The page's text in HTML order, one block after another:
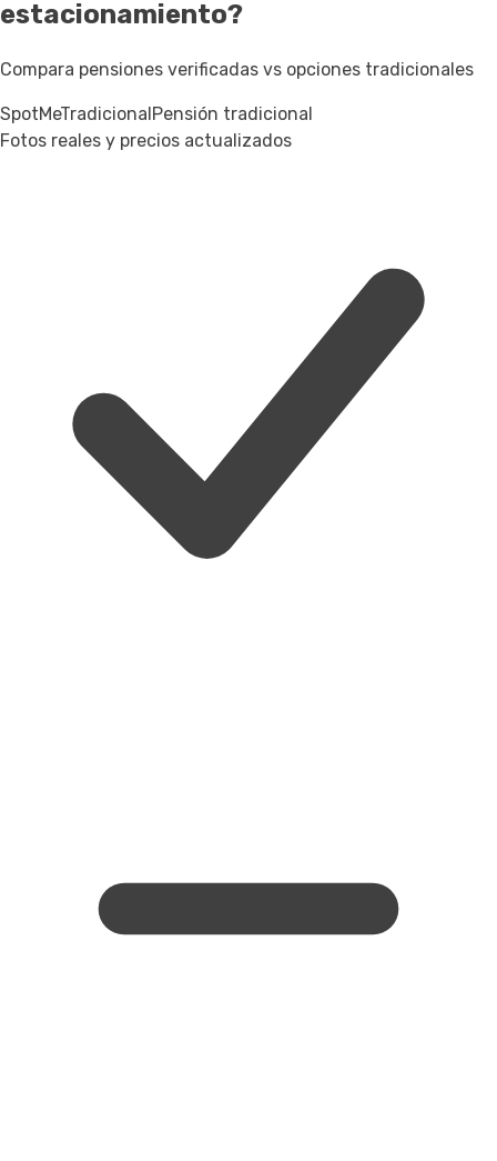
estacionamiento?
Compara pensiones verificadas vs opciones tradicionales
SpotMeTradicionalPensión tradicional
Fotos reales y precios actualizados